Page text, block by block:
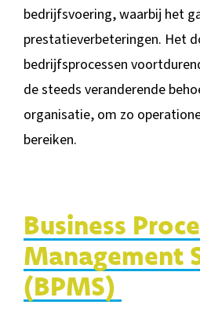
bedrijfsvoering, waarbij het
prestatieverbeteringen. Het
bedrijfsprocessen
de steeds veranderende
organisatie, om zo
bereiken.
Business
Management
(BPMS)